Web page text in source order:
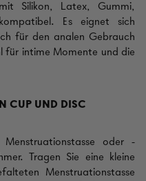
Silikon, Latex, Gummi,
Es eignet sich
für den analen Gebrauch
für intime Momente und die
CUP UND DISC
oder -
Tragen Sie eine kleine
Menstruationstasse